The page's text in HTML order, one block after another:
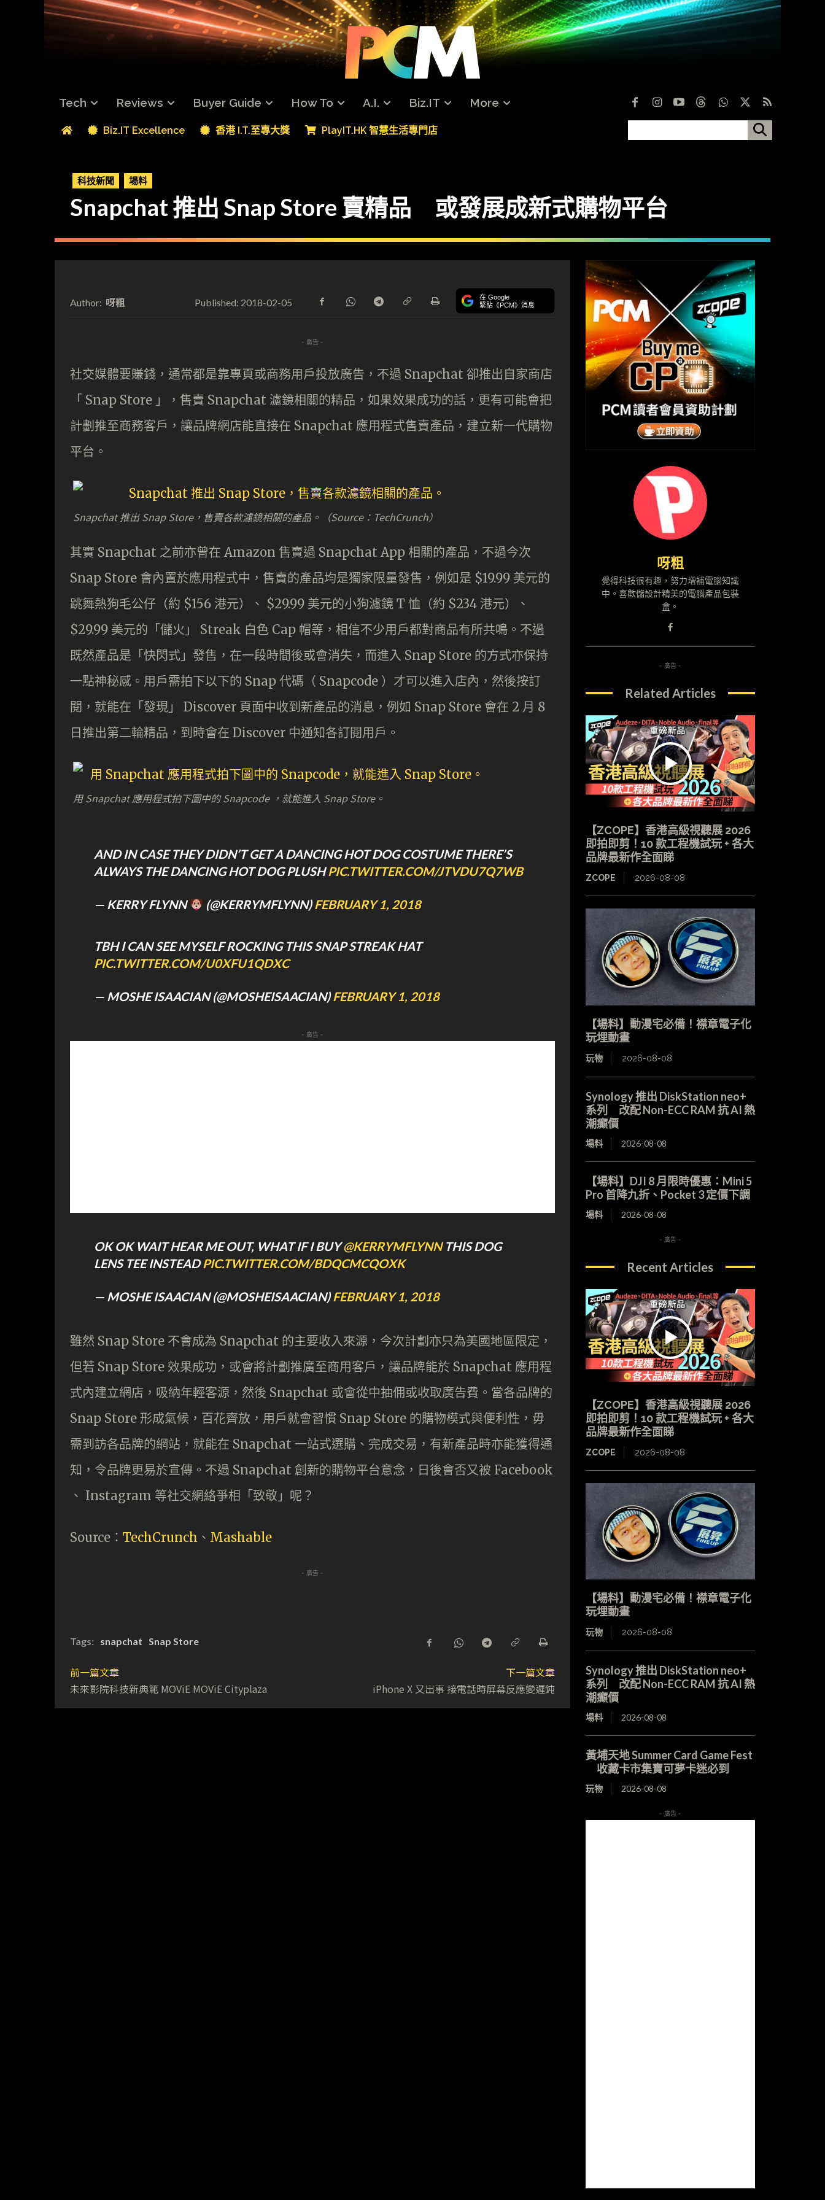
Tech Reviews Buyer Guide How To A.I. Biz.IT More
Biz.IT Excellence 香港 I.T.至專大獎 PlayIT.HK 智慧生活專門店
科技新聞 場料
Snapchat 推出 Snap Store 賣精品 或發展成新式購物平台
Author: 呀粗 Published: 2018-02-05 在 Google
緊貼《PCM》消息
- 廣告 -
社交媒體要賺錢，通常都是靠專頁或商務用戶投放廣告，不過 Snapchat 卻推出自家商店
「 Snap Store 」，售賣 Snapchat 濾鏡相關的精品，如果效果成功的話，更有可能會把
計劃推至商務客戶，讓品牌網店能直接在 Snapchat 應用程式售賣產品，建立新一代購物
平台。
Snapchat 推出 Snap Store，售賣各款濾鏡相關的產品。（Source：TechCrunch）
其實 Snapchat 之前亦曾在 Amazon 售賣過 Snapchat App 相關的產品，不過今次
Snap Store 會內置於應用程式中，售賣的產品均是獨家限量發售，例如是 $19.99 美元的
跳舞熱狗毛公仔（約 $156 港元）、 $29.99 美元的小狗濾鏡 T 恤（約 $234 港元）、
$29.99 美元的「儲火」 Streak 白色 Cap 帽等，相信不少用戶都對商品有所共鳴。不過
既然產品是「快閃式」發售，在一段時間後或會消失，而進入 Snap Store 的方式亦保持
一點神秘感。用戶需拍下以下的 Snap 代碼（ Snapcode ）才可以進入店內，然後按訂
閱，就能在「發現」 Discover 頁面中收到新產品的消息，例如 Snap Store 會在 2 月 8
日推出第二輪精品，到時會在 Discover 中通知各訂閱用戶。
用 Snapchat 應用程式拍下圖中的 Snapcode ，就能進入 Snap Store。
AND IN CASE THEY DIDN’T GET A DANCING HOT DOG COSTUME THERE’S
ALWAYS THE DANCING HOT DOG PLUSHPIC.TWITTER.COM/JTVDU7Q7WB
— KERRY FLYNN (@KERRYMFLYNN)FEBRUARY 1, 2018
TBH I CAN SEE MYSELF ROCKING THIS SNAP STREAK HAT
PIC.TWITTER.COM/U0XFU1QDXC
— MOSHE ISAACIAN (@MOSHEISAACIAN)FEBRUARY 1, 2018
- 廣告 -
OK OK WAIT HEAR ME OUT, WHAT IF I BUY@KERRYMFLYNNTHIS DOG
LENS TEE INSTEADPIC.TWITTER.COM/BDQCMCQOXK
— MOSHE ISAACIAN (@MOSHEISAACIAN)FEBRUARY 1, 2018
雖然 Snap Store 不會成為 Snapchat 的主要收入來源，今次計劃亦只為美國地區限定，
但若 Snap Store 效果成功，或會將計劃推廣至商用客戶，讓品牌能於 Snapchat 應用程
式內建立網店，吸納年輕客源，然後 Snapchat 或會從中抽佣或收取廣告費。當各品牌的
Snap Store 形成氣候，百花齊放，用戶就會習慣 Snap Store 的購物模式與便利性，毋
需到訪各品牌的網站，就能在 Snapchat 一站式選購、完成交易，有新產品時亦能獲得通
知，令品牌更易於宣傳。不過 Snapchat 創新的購物平台意念，日後會否又被 Facebook
、 Instagram 等社交網絡爭相「致敬」呢？
Source： TechCrunch 、 Mashable
- 廣告 -
Tags: snapchat Snap Store
前一篇文章
未來影院科技新典範 MOViE MOViE Cityplaza
下一篇文章
iPhone X 又出事 接電話時屏幕反應變遲鈍
呀粗
覺得科技很有趣，努力增補電腦知識
中。喜歡儲設計精美的電腦產品包裝
盒。
- 廣告 -
Related Articles
【ZCOPE】香港高級視聽展 2026
即拍即剪！10 款工程機試玩 + 各大
品牌最新作全面睇
ZCOPE 2026-08-08
【場料】動漫宅必備！襟章電子化
玩埋動畫
玩物 2026-08-08
Synology 推出 DiskStation neo+
系列 改配 Non-ECC RAM 抗 AI 熱
潮癲價
場料 2026-08-08
【場料】DJI 8 月限時優惠：Mini 5
Pro 首降九折、Pocket 3 定價下調
場料 2026-08-08
- 廣告 -
Recent Articles
【ZCOPE】香港高級視聽展 2026
即拍即剪！10 款工程機試玩 + 各大
品牌最新作全面睇
ZCOPE 2026-08-08
【場料】動漫宅必備！襟章電子化
玩埋動畫
玩物 2026-08-08
Synology 推出 DiskStation neo+
系列 改配 Non-ECC RAM 抗 AI 熱
潮癲價
場料 2026-08-08
黃埔天地 Summer Card Game Fest
收藏卡市集寶可夢卡迷必到
玩物 2026-08-08
- 廣告 -